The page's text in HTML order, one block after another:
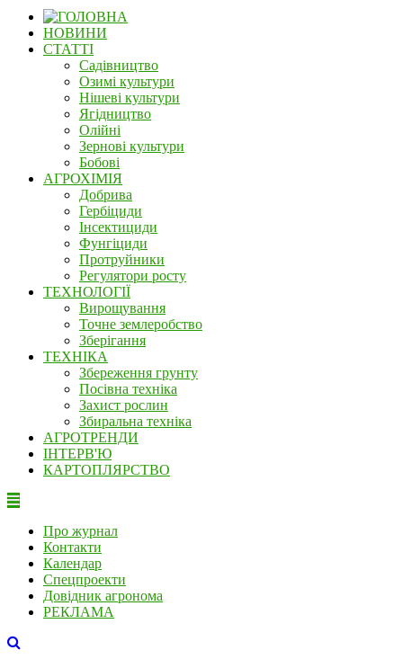
НОВИНИ
СТАТТІ
Садівництво
Озимі культури
Нішеві культури
Ягідництво
Олійні
Зернові культури
Бобові
АГРОХІМІЯ
Добрива
Гербіциди
Інсектициди
Фунгіциди
Протруйники
Регулятори росту
ТЕХНОЛОГІЇ
Вирощування
Точне землеробство
Зберігання
ТЕХНІКА
Збереження грунту
Посівна техніка
Захист рослин
Збиральна техніка
АГРОТРЕНДИ
ІНТЕРВ'Ю
КАРТОПЛЯРСТВО
Про журнал
Контакти
Календар
Спецпроекти
Довідник агронома
РЕКЛАМА